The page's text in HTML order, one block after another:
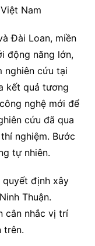
Nam
Đài Loan, miền
động năng lớn,
nghiên cứu tại
kết quả tương
nghệ mới để
cứu đã qua
nghiệm. Bước
tự nhiên.
quyết định xây
Thuận.
cân nhắc vị trí
trên.